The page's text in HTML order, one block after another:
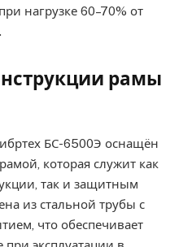
нагрузке 60–70% от
рамы
БС-6500Э оснащён
которая служит как
так и защитным
из стальной трубы с
что обеспечивает